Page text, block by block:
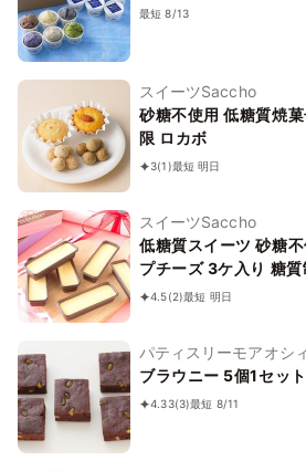
最短 8/13
スイーツSaccho
砂糖不使用 低糖質焼
限 ロカボ
3(1)最短 明日
スイーツSaccho
低糖質スイーツ 砂糖
プチーズ
4.5(2)最短 明日
パティスリーモアオシィ
ブラウニー 5個1セット
4.33(3)最短 8/11